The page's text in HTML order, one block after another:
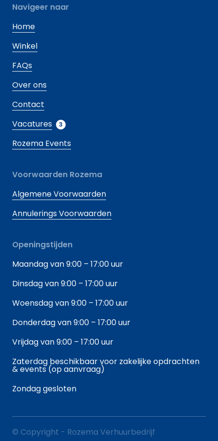
Navigeer naar
Home
Winkel
FAQs
Over ons
Contact
Vacatures
3
Rozema Events
Voorwaarden Rozema
Algemene Voorwaarden
Annulerings Voorwaarden
Openingstijden
Maandag van 9:00 – 17:00 uur
Dinsdag van 9:00 – 17:00 uur
Woensdag van 9:00 – 17:00 uur
Donderdag van 9:00 – 17:00 uur
Vrijdag van 9:00 – 17:00 uur
Zaterdag beschikbaar voor zakelijke opdrachten
& events (op aanvraag)
Zondag gesloten
© Copyright - Rozema Verhuurbedrijf